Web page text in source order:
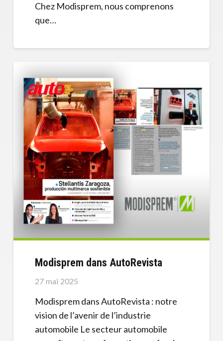
Chez Modisprem, nous comprenons
que…
Modisprem dans AutoRevista
27 mai 2025
Modisprem dans AutoRevista : notre
vision de l’avenir de l’industrie
automobile Le secteur automobile